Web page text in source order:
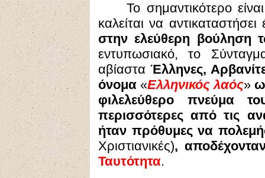
Το σημαντικότερο
καλείται να
στην ελεύθερη βούληση
εντυπωσιακό, το
αβίαστα Έλληνες,
όνομα «Ελληνικός λαός»
φιλελεύθερο πνεύμα
περισσότερες από τις
ήταν πρόθυμες να
Χριστιανικές),
Ταυτότητα.